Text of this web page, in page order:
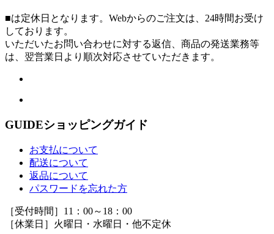
■は定休日となります。Webからのご注文は、24時間お受け
しております。
いただいたお問い合わせに対する返信、商品の発送業務等
は、翌営業日より順次対応させていただきます。
GUIDEショッピングガイド
お支払について
配送について
返品について
パスワードを忘れた方
［受付時間］11：00～18：00
［休業日］火曜日・水曜日・他不定休